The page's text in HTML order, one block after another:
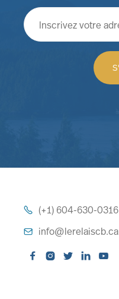
 (+1) 604-630-0316
 info@lerelaiscb.ca
    